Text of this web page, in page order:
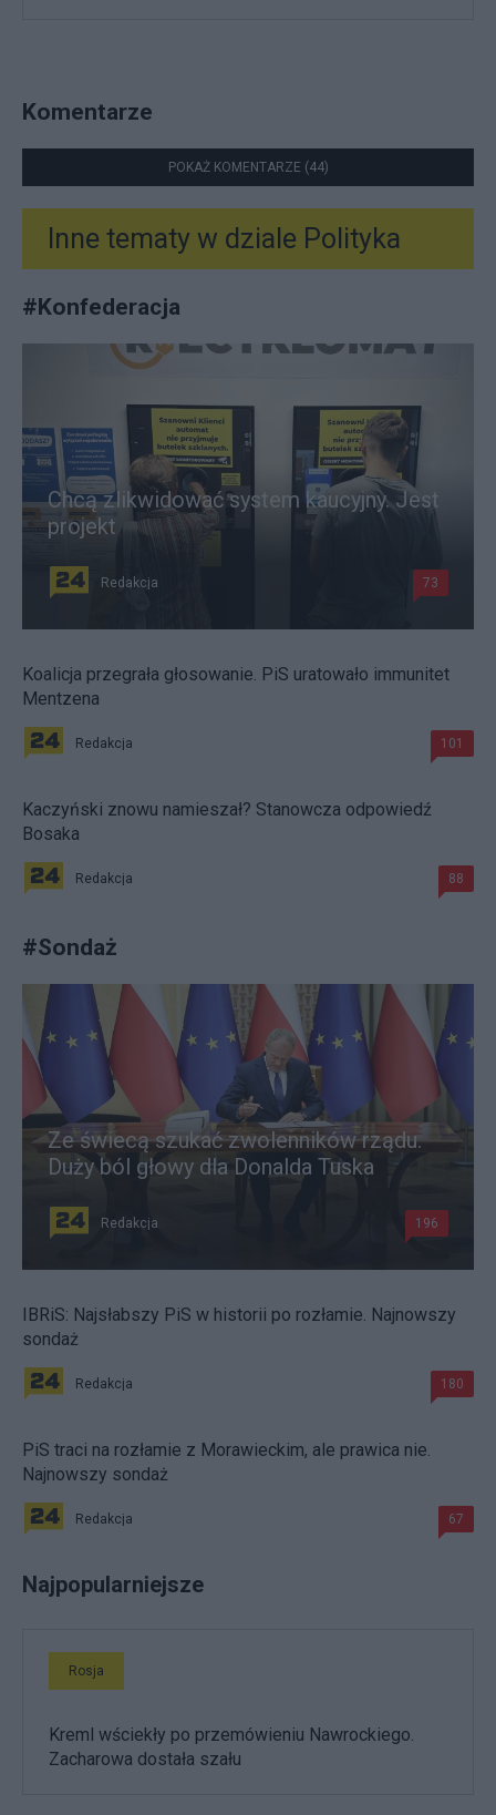
Komentarze
POKAŻ KOMENTARZE (44)
Inne tematy w dziale Polityka
#Konfederacja
Chcą zlikwidować system kaucyjny. Jest
projekt
Redakcja 73
Koalicja przegrała głosowanie. PiS uratowało immunitet
Mentzena
Redakcja 101
Kaczyński znowu namieszał? Stanowcza odpowiedź
Bosaka
Redakcja 88
#Sondaż
Ze świecą szukać zwolenników rządu.
Duży ból głowy dla Donalda Tuska
Redakcja 196
IBRiS: Najsłabszy PiS w historii po rozłamie. Najnowszy
sondaż
Redakcja 180
PiS traci na rozłamie z Morawieckim, ale prawica nie.
Najnowszy sondaż
Redakcja 67
Najpopularniejsze
Rosja
Kreml wściekły po przemówieniu Nawrockiego.
Zacharowa dostała szału